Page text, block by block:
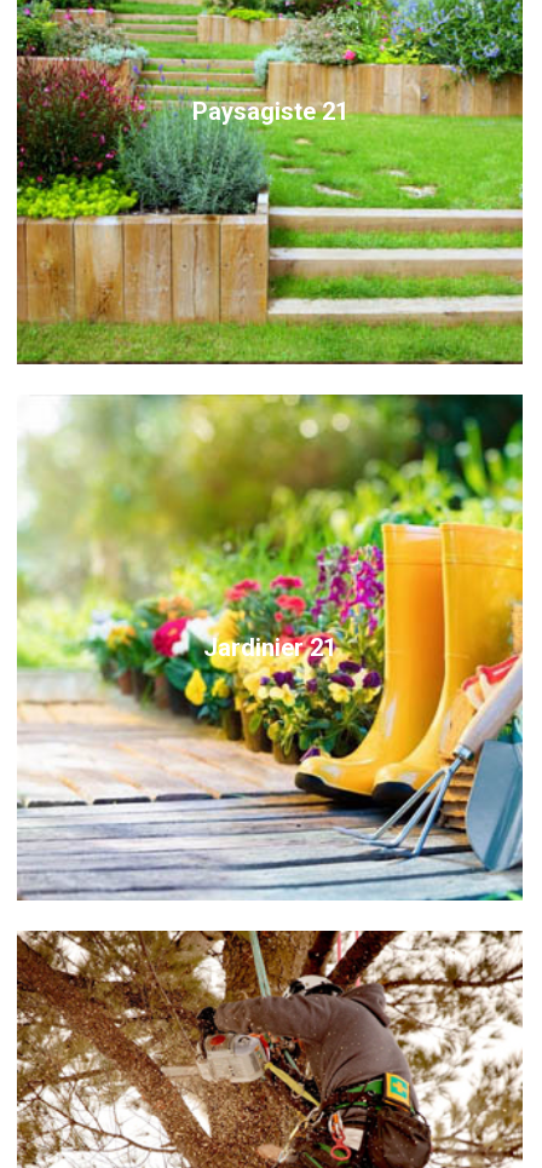
Paysagiste 21
Jardinier 21